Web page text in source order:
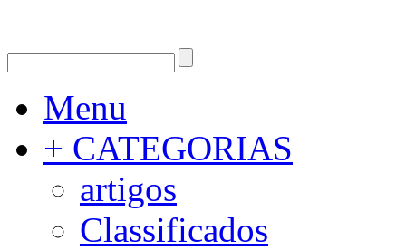
Menu
+ CATEGORIAS
artigos
Classificados